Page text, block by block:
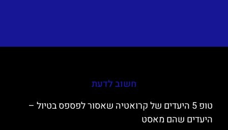
חשוב לדעת
טופ 5 היעדים של קרואטיה שאסור לפספס בטיול –
היעדים שהם מאסט